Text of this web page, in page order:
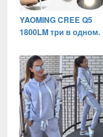
YAOMING CREE Q5
1800LM три в одном.